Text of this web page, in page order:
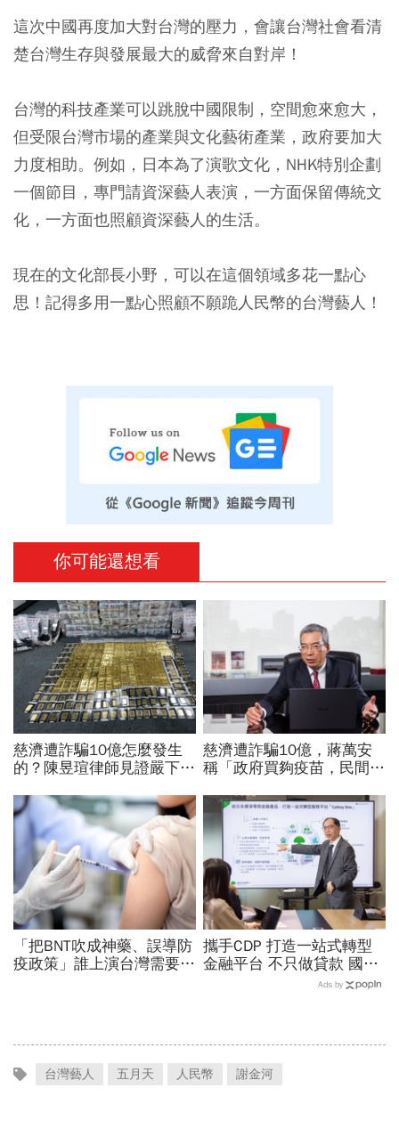
這次中國再度加大對台灣的壓力，會讓台灣社會看清
楚台灣生存與發展最大的威脅來自對岸！
台灣的科技產業可以跳脫中國限制，空間愈來愈大，
但受限台灣市場的產業與文化藝術產業，政府要加大
力度相助。例如，日本為了演歌文化，NHK特別企劃
一個節目，專門請資深藝人表演，一方面保留傳統文
化，一方面也照顧資深藝人的生活。
現在的文化部長小野，可以在這個領域多花一點心
思！記得多用一點心照顧不願跪人民幣的台灣藝人！
你可能還想看
慈濟遭詐騙10億怎麼發生
的？陳昱瑄律師見證嚴下跪
金，洗錢手法曝光…慈濟回
應了
慈濟遭詐騙10億，蔣萬安
稱「政府買夠疫苗，民間就
話說得不夠公道
「把BNT吹成神藥、誤導防
疫政策」誰上演台灣需要中
攜手CDP 打造一站式轉型
金融平台 不只做貸款 國泰
世華化身減碳顧問Ads by
台灣藝人 五月天 人民幣 謝金河